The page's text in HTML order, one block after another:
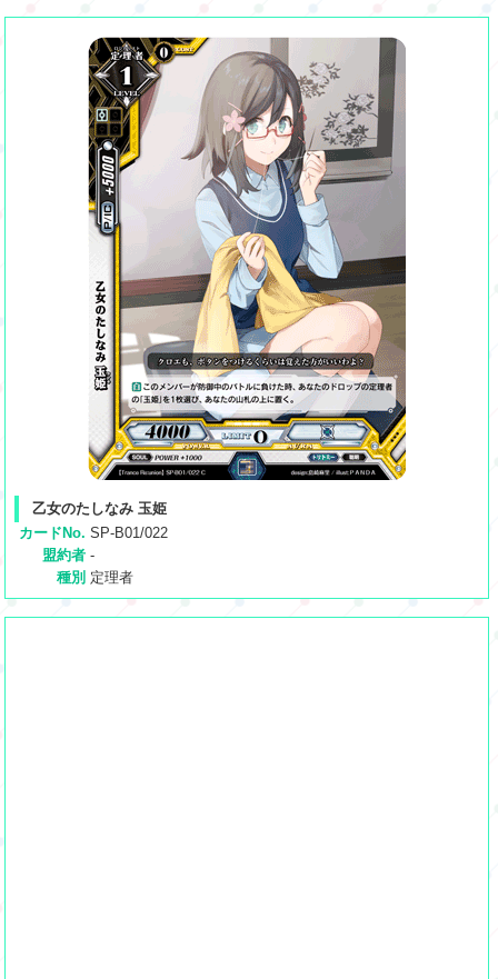
乙女のたしなみ 玉姫
カードNo. SP-B01/022
盟約者 -
種別 定理者